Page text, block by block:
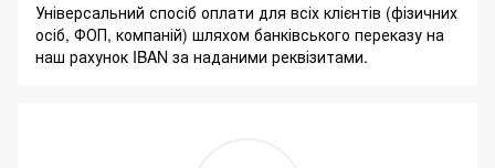
Універсальний спосіб оплати для всіх клієнтів (фізичних
осіб, ФОП, компаній) шляхом банківського переказу на
наш рахунок IBAN за наданими реквізитами.